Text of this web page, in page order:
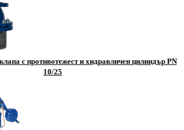
за чисти води
с противотежест и хидравличен цилиндър PN
10/25